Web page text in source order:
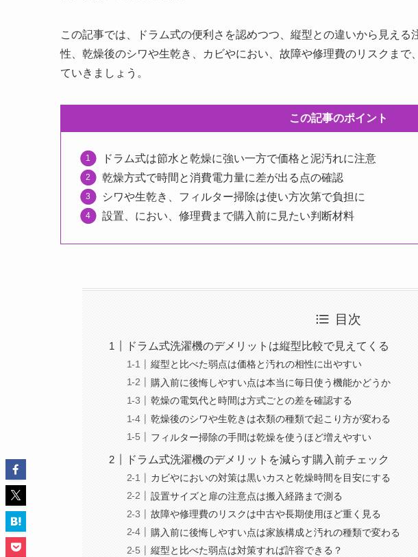
この記事では、ドラム式の便利さを認めつつ、縦型との違いから見える
性、乾燥後のシワや生乾き、カビやにおい、故障や修理費のリスクまで
ていきましょう。
この記事のポイント
ドラム式は節水と乾燥に強い一方で価格と泥汚れに注意
乾燥方式で時間と消費電力量に差が出る点の確認
シワや生乾き、フィルター掃除は使い方次第で負担に
設置、におい、修理費まで購入前に見たい判断材料
目次
ドラム式洗濯機のデメリットは縦型比較で見えてくる
縦型と比べた弱点は価格と汚れの相性に出やすい
購入前に後悔しやすい点は本当に毎日使う機能かどうか
乾燥の電気代と時間は方式ごとの差を確認する
乾燥後のシワや生乾きは衣類の種類で起こり方が変わる
フィルター掃除の手間は乾燥を使うほど増えやすい
ドラム式洗濯機のデメリットを減らす購入前チェック
カビやにおいの対策は黒いカスと乾燥時間を目安にする
設置サイズと扉の注意点は搬入経路まで測る
故障や修理費のリスクは中古や長期使用ほど重く見る
購入前に後悔しやすい点は家族構成と汚れの種類で変わる
縦型と比べた弱点は対策すれば許容できる？